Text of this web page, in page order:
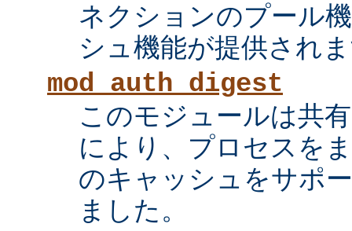
ネクションのプール
シュ機能が提供され
mod_auth_digest
このモジュールは共
により、プロセスを
のキャッシュをサポ
ました。